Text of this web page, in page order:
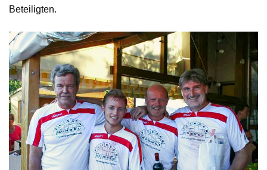
Beteiligten.